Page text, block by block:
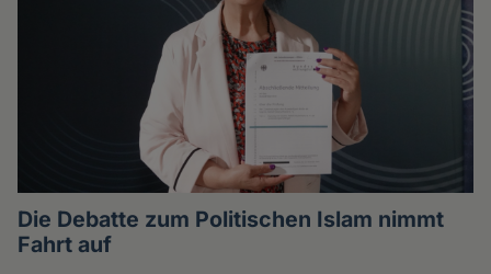
Die Debatte zum Politischen Islam nimmt
Fahrt auf